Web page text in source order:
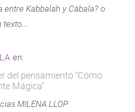
entre Kabbalah y Cábala? o
texto...
en:
del pensamiento “Cómo
Mágica"
MILENA LLOP